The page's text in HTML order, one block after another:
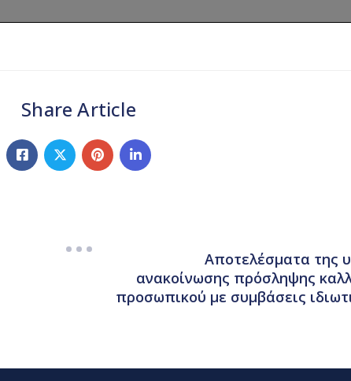
Share Article
Αποτελέσματα της
ανακοίνωσης πρόσληψης
προσωπικού με συμβάσεις